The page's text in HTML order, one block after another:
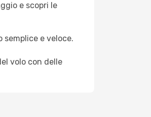
e scopri le
e veloce.
volo con delle